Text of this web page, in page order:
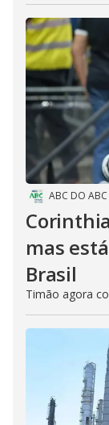
ABC DO ABC
mas
Brasil
Timão agora